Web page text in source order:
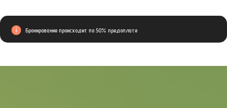
Бронирование происходит по 50% предоплате